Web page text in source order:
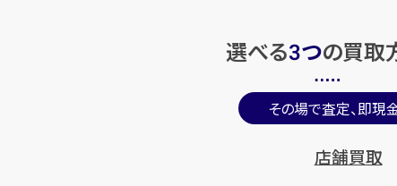
選べる3つの買取
その場で査定、即現
店舗買取